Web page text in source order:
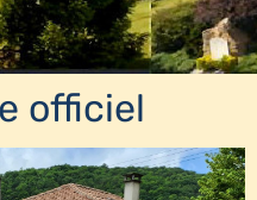
officiel